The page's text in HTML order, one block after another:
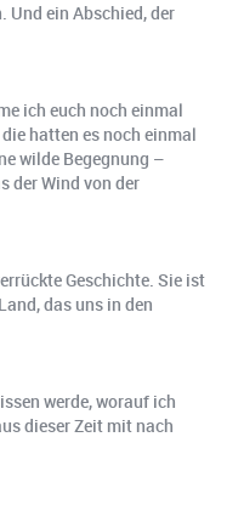
Und ein Abschied, der
ich euch noch einmal
hatten es noch einmal
wilde Begegnung –
der Wind von der
Geschichte. Sie ist
das uns in den
werde, worauf ich
dieser Zeit mit nach